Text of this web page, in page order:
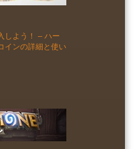
しよう！ – ハー
インの詳細と使い